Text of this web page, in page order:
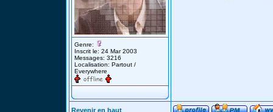
Genre:
Inscrit le: 24 Mar 2003
Messages: 3216
Localisation: Partout /
Everywhere
Revenir en haut